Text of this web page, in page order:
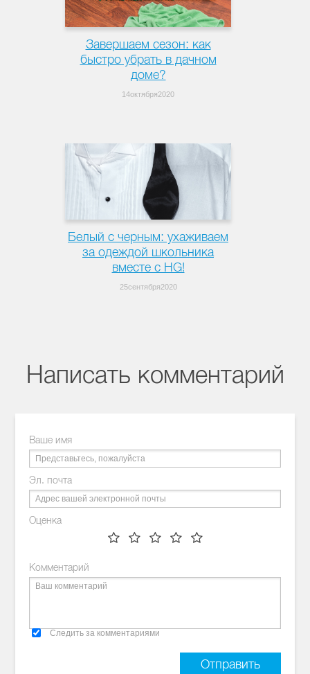
Завершаем сезон: как
быстро убрать в дачном
доме?
14октября2020
Белый с черным: ухаживаем
за одеждой школьника
вместе с HG!
25сентября2020
Написать комментарий
Ваше имя
Эл. почта
Оценка
Комментарий
Следить за комментариями